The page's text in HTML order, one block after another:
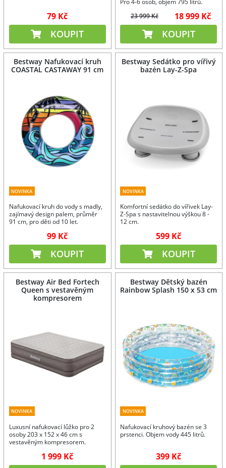
79 Kč
KOUPIT
Pro 4-6 osob, objem 795 litrů.
23 999 Kč
18 999 Kč
KOUPIT
Bestway Nafukovací kruh
COASTAL CASTAWAY 91 cm
NOVINKA
Nafukovací kruh do vody s madly,
zajímavý design palem, průměr
91 cm, pro děti od 10 let.
99 Kč
KOUPIT
Bestway Sedátko pro vířivý
bazén Lay-Z-Spa
NOVINKA
Komfortní sedátko do vířivek Lay-
Z-Spa s nastavitelnou výškou 8 -
12 cm.
599 Kč
KOUPIT
Bestway Air Bed Fortech
Queen s vestavěným
kompresorem
NOVINKA
Luxusní nafukovací lůžko pro 2
osoby 203 x 152 x 46 cm s
vestavěným kompresorem.
1 999 Kč
Bestway Dětský bazén
Rainbow Splash 150 x 53 cm
NOVINKA
Nafukovací kruhový bazén se 3
prstenci. Objem vody 445 litrů.
399 Kč